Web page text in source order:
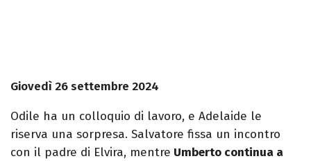
Giovedì 26 settembre 2024
Odile ha un colloquio di lavoro, e Adelaide le
riserva una sorpresa. Salvatore fissa un incontro
con il padre di Elvira, mentre Umberto continua a